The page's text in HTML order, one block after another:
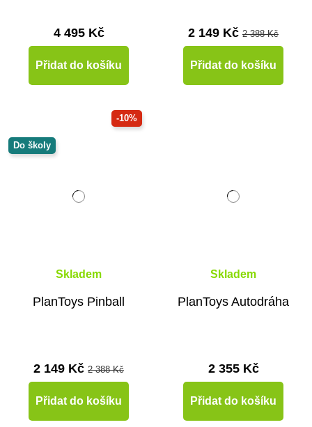
4 495 Kč
Přidat do košíku
2 149 Kč 2 388 Kč
Přidat do košíku
-10%
Do školy
Skladem
PlanToys Pinball
2 149 Kč 2 388 Kč
Přidat do košíku
Skladem
PlanToys Autodráha
2 355 Kč
Přidat do košíku